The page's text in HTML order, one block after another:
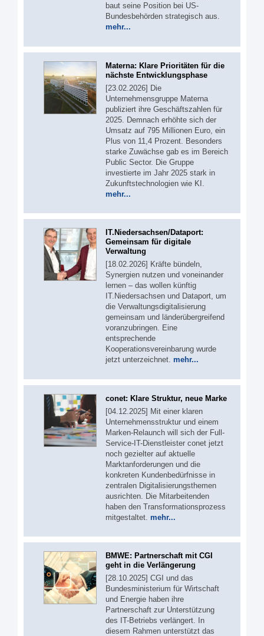
baut seine Position bei US-
Bundesbehörden strategisch aus.
mehr...
Materna: Klare Prioritäten für die
nächste Entwicklungsphase
[23.02.2026] Die
Unternehmensgruppe Materna
publiziert ihre Geschäftszahlen für
2025. Demnach erhöhte sich der
Umsatz auf 795 Millionen Euro, ein
Plus von 11,4 Prozent. Besonders
starke Zuwächse gab es im Bereich
Public Sector. Die Gruppe
investierte im Jahr 2025 stark in
Zukunftstechnologien wie KI.
mehr...
IT.Niedersachsen/Dataport:
Gemeinsam für digitale
Verwaltung
[18.02.2026] Kräfte bündeln,
Synergien nutzen und voneinander
lernen – das wollen künftig
IT.Niedersachsen und Dataport, um
die Verwaltungsdigitalisierung
gemeinsam und länderübergreifend
voranzubringen. Eine
entsprechende
Kooperationsvereinbarung wurde
jetzt unterzeichnet. mehr...
conet: Klare Struktur, neue Marke
[04.12.2025] Mit einer klaren
Unternehmensstruktur und einem
Marken-Relaunch will sich der Full-
Service-IT-Dienstleister conet jetzt
noch gezielter auf aktuelle
Marktanforderungen und die
konkreten Kundenbedürfnisse in
zentralen Digitalisierungsthemen
ausrichten. Die Mitarbeitenden
haben den Transformationsprozess
mitgestaltet. mehr...
BMWE: Partnerschaft mit CGI
geht in die Verlängerung
[28.10.2025] CGI und das
Bundesministerium für Wirtschaft
und Energie haben ihre
Partnerschaft zur Unterstützung
des IT-Betriebs verlängert. In
diesem Rahmen unterstützt das